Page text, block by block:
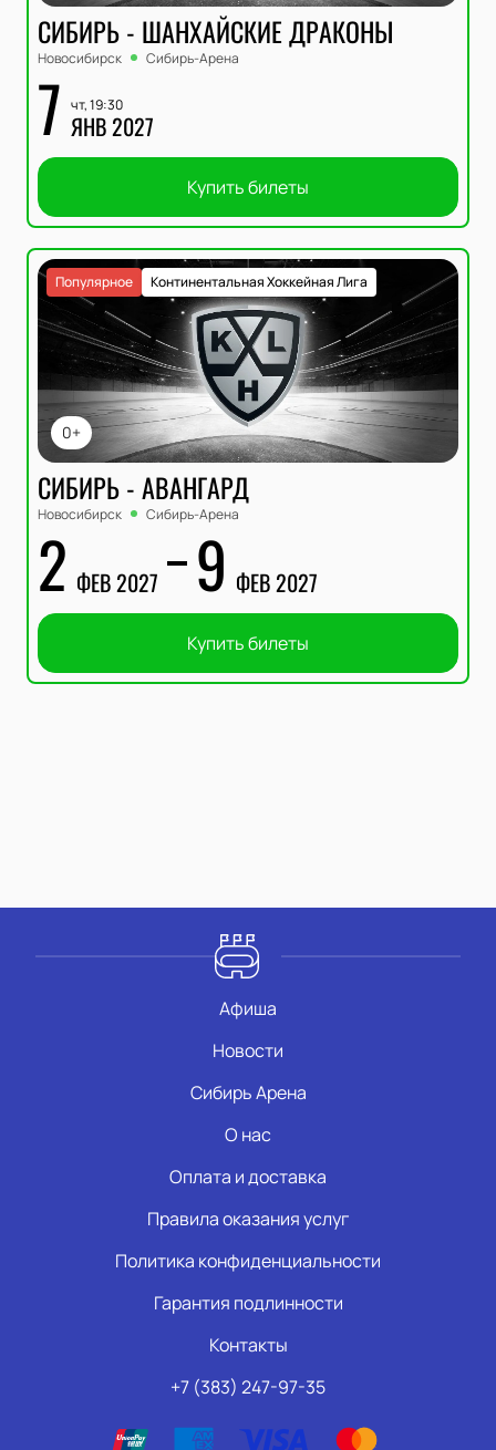
СИБИРЬ - ШАНХАЙСКИЕ ДРАКОНЫ
Новосибирск Сибирь-Арена
7 чт, 19:30
ЯНВ 2027
Купить билеты
0+
Континентальная Хоккейная Лига
Популярное
СИБИРЬ - АВАНГАРД
Новосибирск Сибирь-Арена
2 ФЕВ 2027 9 ФЕВ 2027
Купить билеты
Афиша
Новости
Сибирь Арена
О нас
Оплата и доставка
Правила оказания услуг
Политика конфиденциальности
Гарантия подлинности
Контакты
+7 (383) 247-97-35